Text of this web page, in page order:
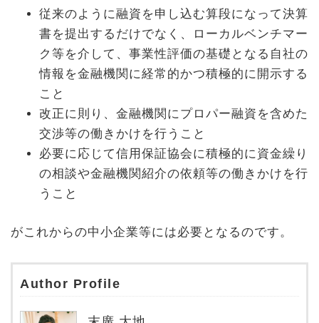
従来のように融資を申し込む算段になって決算
書を提出するだけでなく、ローカルベンチマー
ク等を介して、事業性評価の基礎となる自社の
情報を金融機関に経常的かつ積極的に開示する
こと
改正に則り、金融機関にプロパー融資を含めた
交渉等の働きかけを行うこと
必要に応じて信用保証協会に積極的に資金繰り
の相談や金融機関紹介の依頼等の働きかけを行
うこと
がこれからの中小企業等には必要となるのです。
Author Profile